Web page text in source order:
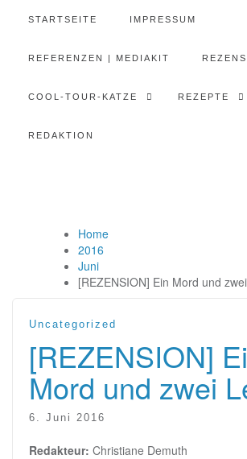
STARTSEITE IMPRESSUM
REFERENZEN | MEDIAKIT
COOL-TOUR-KATZE REZEPTE
REDAKTION
Home
2016
Juni
[REZENSION] Ein Mord und
Uncategorized
[REZENSION]
Mord und zwei
6. Juni 2016
Redakteur: Christiane Demuth